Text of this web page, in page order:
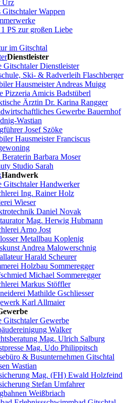
Urz
Gitschtaler Wappen
PS zur großen Liebe
im Gitschtal
Dienstleister
Gitschtaler Dienstleister
Ski- & Radverleih Flaschberger
Hausmeister Andreas Muigg
Pizzeria Amicis Badstüberl
Ärztin Dr. Karina Rangger
Gewerbe Bauernhof
Wastian
Josef Szöke
Hausmeister Franciscus
Beraterin Barbara Moser
Studio Sarah
Handwerk
Gitschtaler Handwerker
Ing. Rainer Holz
Wieser
Daniel Novak
Mag. Herwig Hubmann
Arno Jost
Metallbau Koplenig
Andrea Malowerschnig
Harald Scheurer
Holzbau Sommeregger
Michael Sommeregger
Markus Stöffler
Mathilde Gschliesser
Karl Allmaier
Gitschtaler Gewerbe
Walker
Mag. Ulrich Salburg
Mag. Udo Philippitsch
& Busunternehmen Gitschtal
Wastian
Mag. (FH) Ewald Holzfeind
Stefan Umfahrer
Weißbriach